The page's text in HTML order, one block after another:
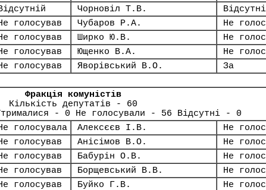
Чорновіл Т.В.
голосував Чубаров Р.А.
Не
голосував Ширко Ю.В.
Не
голосував Ющенко В.А.
Не
голосував Яворівський В.О. За
Фракція комуністів
Кількість депутатів - 60
- 0 Не голосували - 56 Відсутні - 0
голосувала Алексєєв І.В.
Не
голосував Анісімов В.О.
Не
голосував Бабурін О.В.
Не
голосував Борщевський В.В.
Не
голосував Буйко Г.В.
Не